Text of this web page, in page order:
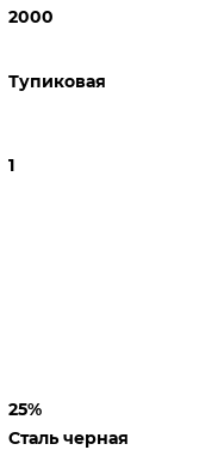
2000
Тупиковая
1
25%
Сталь черная